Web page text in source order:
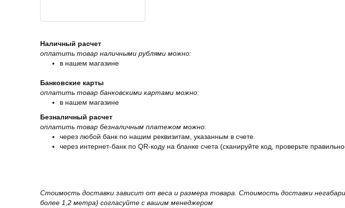
Наличный расчет
оплатить товар наличными рублями можно:
в нашем магазине
Банковские карты
оплатить товар банковскими картами можно:
в нашем магазине
Безналичный расчет
оплатить товар безналичным платежом можно:
через любой банк по нашим реквизитам, указанным в счете.
через интернет-банк по QR-коду на бланке счета (сканируйте код, проверьте
Стоимость доставки зависит от веса и размера товара. Стоимость доставки
более 1,2 метра) согласуйте с вашим менеджером